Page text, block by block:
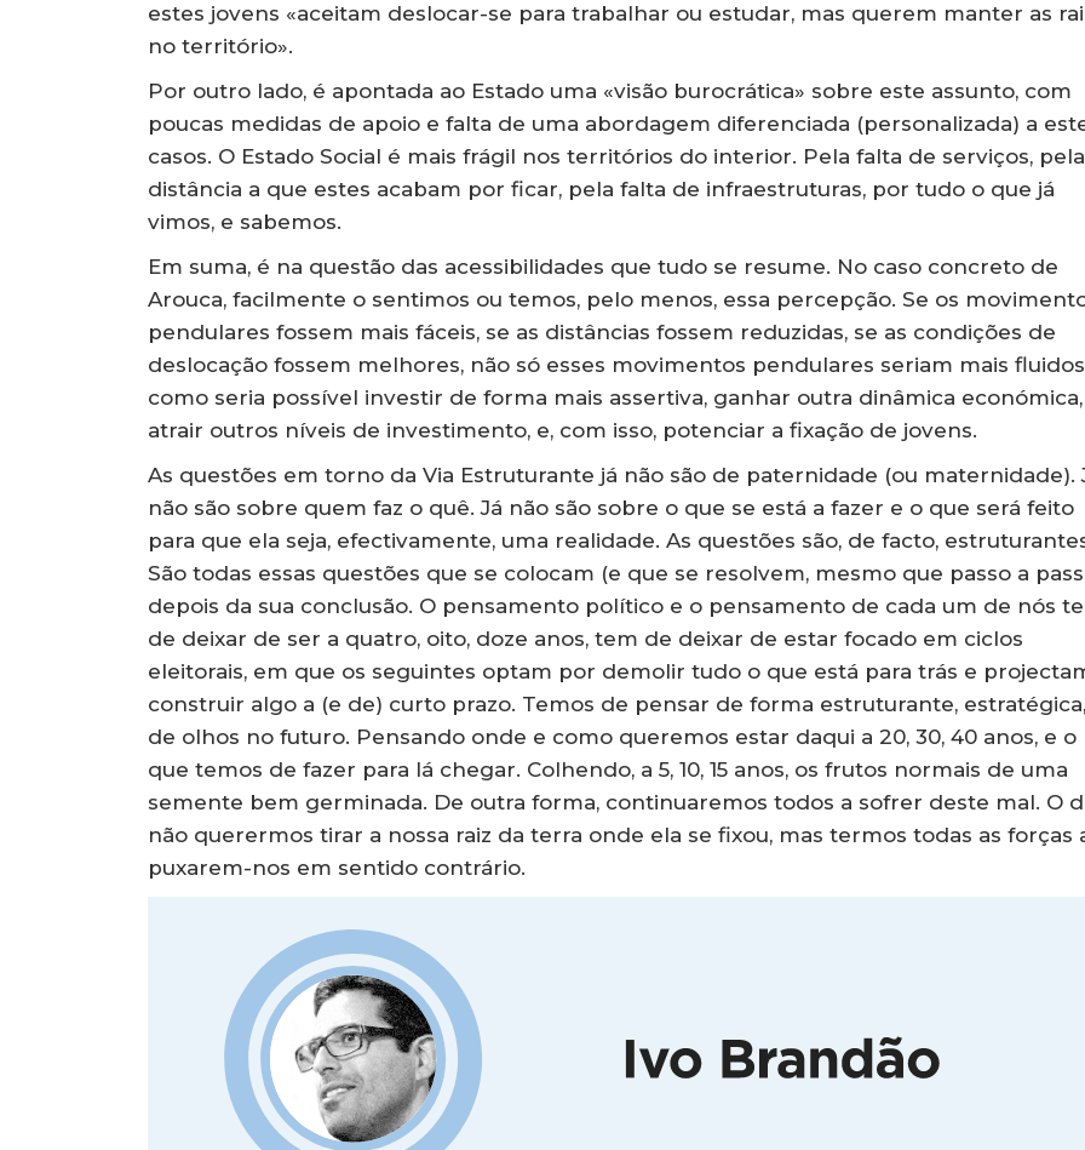
estes jovens «aceitam deslocar-se para trabalhar ou estudar, mas querem manter as
no território».
Por outro lado, é apontada ao Estado uma «visão burocrática» sobre este assunto, com
poucas medidas de apoio e falta de uma abordagem diferenciada (personalizada) a
casos. O Estado Social é mais frágil nos territórios do interior. Pela falta de serviços, pela
distância a que estes acabam por ficar, pela falta de infraestruturas, por tudo o que já
vimos, e sabemos.
Em suma, é na questão das acessibilidades que tudo se resume. No caso concreto de
Arouca, facilmente o sentimos ou temos, pelo menos, essa percepção. Se os
pendulares fossem mais fáceis, se as distâncias fossem reduzidas, se as condições de
deslocação fossem melhores, não só esses movimentos pendulares seriam mais
como seria possível investir de forma mais assertiva, ganhar outra dinâmica económica,
atrair outros níveis de investimento, e, com isso, potenciar a fixação de jovens.
As questões em torno da Via Estruturante já não são de paternidade (ou maternidade).
não são sobre quem faz o quê. Já não são sobre o que se está a fazer e o que será feito
para que ela seja, efectivamente, uma realidade. As questões são, de facto,
São todas essas questões que se colocam (e que se resolvem, mesmo que passo a
depois da sua conclusão. O pensamento político e o pensamento de cada um de nós
de deixar de ser a quatro, oito, doze anos, tem de deixar de estar focado em ciclos
eleitorais, em que os seguintes optam por demolir tudo o que está para trás e
construir algo a (e de) curto prazo. Temos de pensar de forma estruturante, estratégica,
de olhos no futuro. Pensando onde e como queremos estar daqui a 20, 30, 40 anos, e o
que temos de fazer para lá chegar. Colhendo, a 5, 10, 15 anos, os frutos normais de uma
semente bem germinada. De outra forma, continuaremos todos a sofrer deste mal. O
não querermos tirar a nossa raiz da terra onde ela se fixou, mas termos todas as forças
puxarem-nos em sentido contrário.